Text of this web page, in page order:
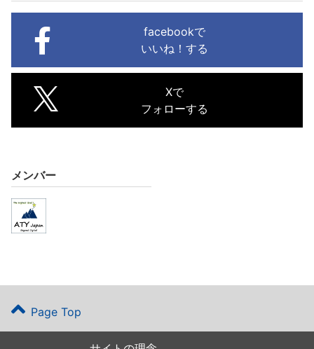
facebookで
いいね！する
Xで
フォローする
メンバー
Page Top